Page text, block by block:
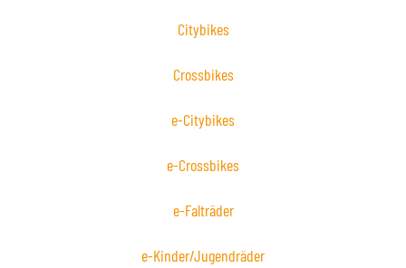
Citybikes
Crossbikes
e-Citybikes
e-Crossbikes
e-Falträder
e-Kinder/Jugendräder